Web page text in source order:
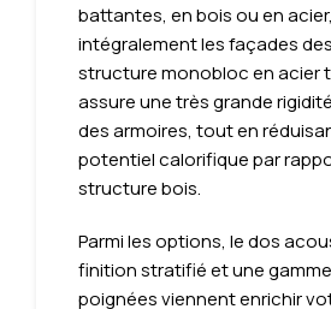
battantes, en bois ou en
intégralement les façades
structure monobloc en acier
assure une très grande
des armoires, tout en
potentiel calorifique par
structure bois.
Parmi les options, le dos
finition stratifié et une
poignées viennent enrichir